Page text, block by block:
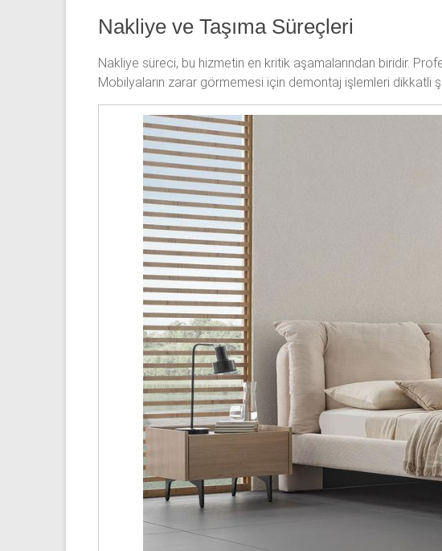
Nakliye ve Taşıma Süreçleri
Nakliye süreci, bu hizmetin en kritik aşamalarından biridir.
Mobilyaların zarar görmemesi için demontaj işlemleri dikkatli